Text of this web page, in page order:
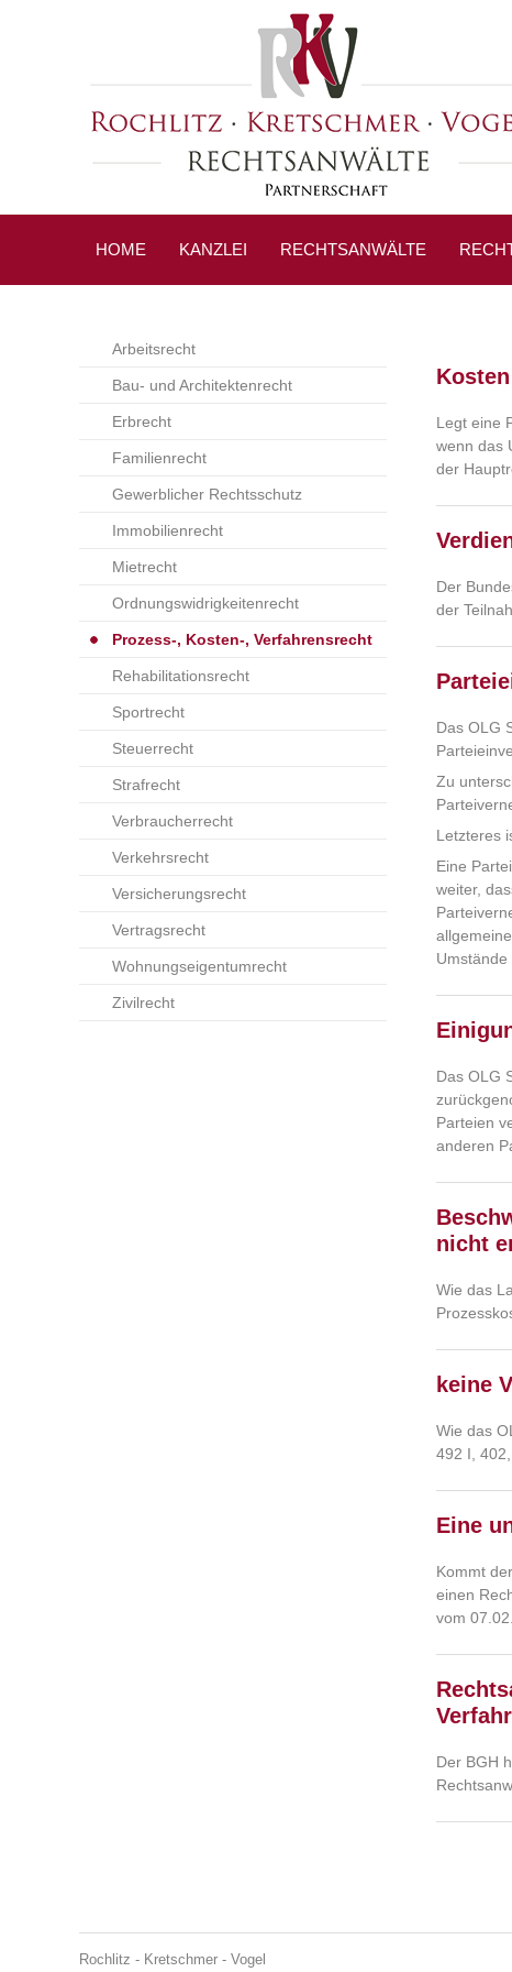
HOME KANZLEI RECHTSANWÄLTE
Arbeitsrecht
Bau- und Architektenrecht
Erbrecht
Familienrecht
Gewerblicher Rechtsschutz
Immobilienrecht
Mietrecht
Ordnungswidrigkeitenrecht
Prozess-, Kosten-, Verfahrensrecht
Rehabilitationsrecht
Sportrecht
Steuerrecht
Strafrecht
Verbraucherrecht
Verkehrsrecht
Versicherungsrecht
Vertragsrecht
Wohnungseigentumrecht
Zivilrecht
Legt eine
wenn das
der
Der
der
Das OLG
Zu
Letzteres
Eine
weiter,
Umstände
Das OLG
Parteien
anderen
nicht
Wie das
keine
Wie das
492 I,
Eine
Kommt
einen
vom
Der BGH
Rochlitz - Kretschmer - Vogel